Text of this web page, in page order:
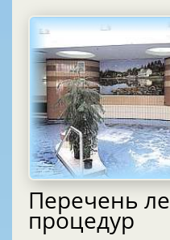
Перечень
процедур